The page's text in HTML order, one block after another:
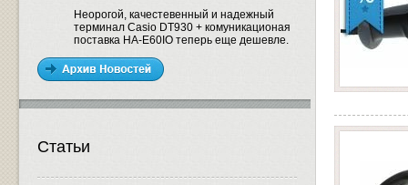
Неорогой, качестевенный и надежный
терминал Casio DT930 + комуникационая
поставка HA-E60IO теперь еще дешевле.
Статьи